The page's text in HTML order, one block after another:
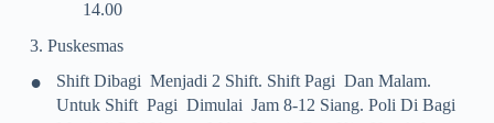
14.00
3. Puskesmas
•
Shift Dibagi Menjadi 2 Shift. Shift Pagi Dan Malam.
Untuk Shift Pagi Dimulai Jam 8-12 Siang. Poli Di Bagi